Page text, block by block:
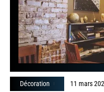
Décoration 11 mars